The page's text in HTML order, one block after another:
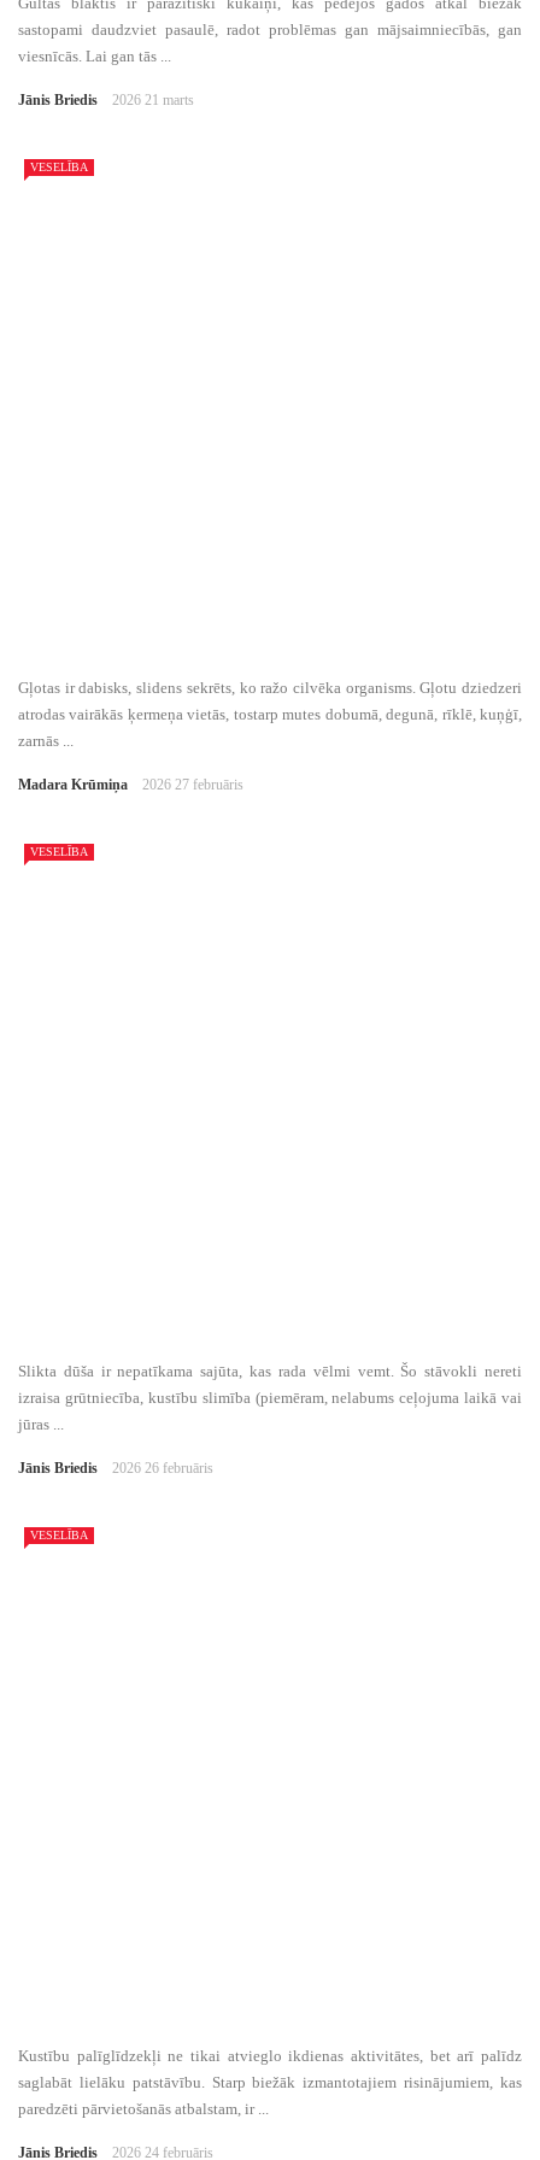
sastopami daudzviet pasaulē, radot problēmas gan mājsaimniecībās, gan
viesnīcās. Lai gan tās ...
Jānis Briedis 2026 21 marts
VESELĪBA
Gļotas ir dabisks, slidens sekrēts, ko ražo cilvēka organisms. Gļotu dziedzeri
atrodas vairākās ķermeņa vietās, tostarp mutes dobumā, degunā, rīklē, kuņģī,
zarnās ...
Madara Krūmiņa 2026 27 februāris
VESELĪBA
Slikta dūša ir nepatīkama sajūta, kas rada vēlmi vemt. Šo stāvokli nereti
izraisa grūtniecība, kustību slimība (piemēram, nelabums ceļojuma laikā vai
jūras ...
Jānis Briedis 2026 26 februāris
VESELĪBA
Kustību palīglīdzekļi ne tikai atvieglo ikdienas aktivitātes, bet arī palīdz
saglabāt lielāku patstāvību. Starp biežāk izmantotajiem risinājumiem, kas
paredzēti pārvietošanās atbalstam, ir ...
Jānis Briedis 2026 24 februāris